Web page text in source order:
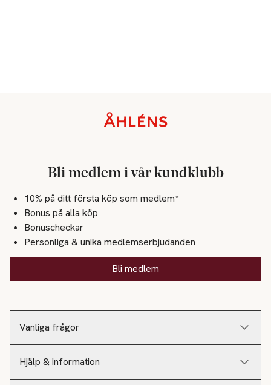
Vanliga frågor
Hjälp & information
Bli medlem i vår kundklubb
10% på ditt första köp som medlem*
Bonus på alla köp
Bonuscheckar
Personliga & unika medlemserbjudanden
Bli medlem